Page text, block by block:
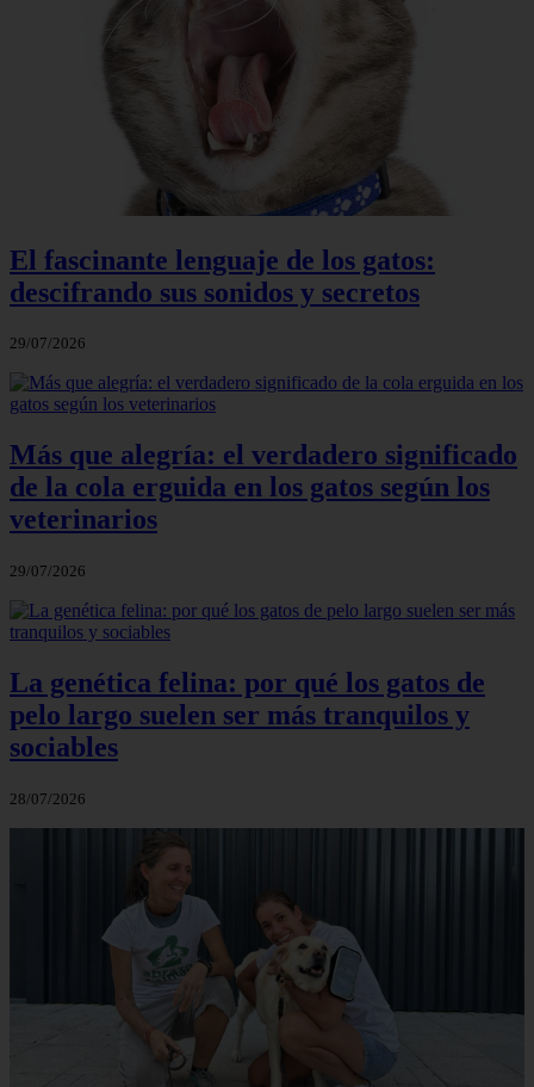
El fascinante lenguaje de los gatos:
descifrando sus sonidos y secretos
29/07/2026
Más que alegría: el verdadero significado
de la cola erguida en los gatos según los
veterinarios
29/07/2026
La genética felina: por qué los gatos de
pelo largo suelen ser más tranquilos y
sociables
28/07/2026